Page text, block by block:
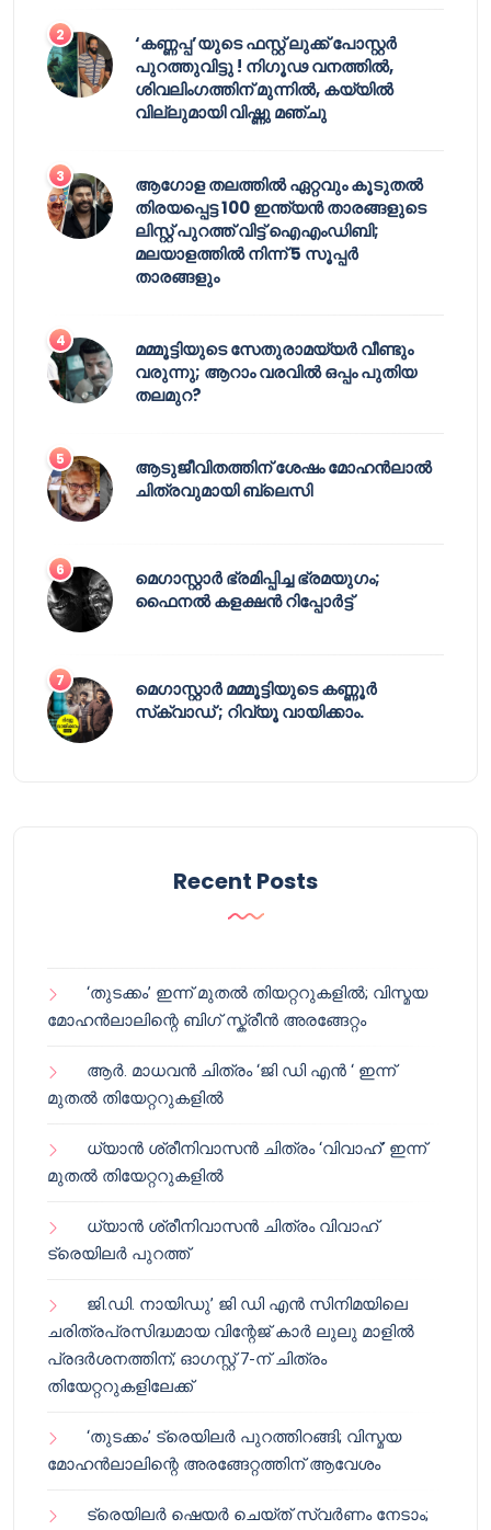
‘കണ്ണപ്പ’യുടെ ഫസ്റ്റ് ലുക്ക് പോസ്റ്റർ
പുറത്തുവിട്ടു ! നിഗൂഢ വനത്തിൽ,
ശിവലിംഗത്തിന് മുന്നിൽ, കയ്യിൽ
വില്ലുമായി വിഷ്ണു മഞ്ചു
ആഗോള തലത്തിൽ ഏറ്റവും കൂടുതൽ
തിരയപ്പെട്ട 100 ഇന്ത്യൻ താരങ്ങളുടെ
ലിസ്റ്റ് പുറത്ത് വിട്ട് ഐഎംഡിബി;
മലയാളത്തിൽ നിന്ന് 5 സൂപ്പർ
താരങ്ങളും
മമ്മൂട്ടിയുടെ സേതുരാമയ്യർ വീണ്ടും
വരുന്നു; ആറാം വരവിൽ ഒപ്പം പുതിയ
തലമുറ?
ആടുജീവിതത്തിന് ശേഷം മോഹൻലാൽ
ചിത്രവുമായി ബ്ലെസി
മെഗാസ്റ്റാർ ഭ്രമിപ്പിച്ച ഭ്രമയുഗം;
ഫൈനൽ കളക്ഷൻ റിപ്പോർട്ട്
മെഗാസ്റ്റാർ മമ്മൂട്ടിയുടെ കണ്ണൂർ
സ്‌ക്വാഡ് ; റിവ്യൂ വായിക്കാം.
Recent Posts
‘തുടക്കം’ ഇന്ന് മുതൽ തിയറ്ററുകളിൽ; വിസ്മയ
മോഹൻലാലിന്റെ ബിഗ് സ്ക്രീൻ അരങ്ങേറ്റം
ആർ. മാധവൻ ചിത്രം ‘ജി ഡി എൻ ‘ ഇന്ന്
മുതൽ തിയേറ്ററുകളിൽ
ധ്യാൻ ശ്രീനിവാസൻ ചിത്രം ‘വിവാഹ്’ ഇന്ന്
മുതൽ തിയേറ്ററുകളിൽ
ധ്യാൻ ശ്രീനിവാസൻ ചിത്രം വിവാഹ്
ട്രെയിലർ പുറത്ത്
ജി.ഡി. നായിഡു’ ജി ഡി എൻ സിനിമയിലെ
ചരിത്രപ്രസിദ്ധമായ വിന്റേജ് കാർ ലുലു മാളിൽ
പ്രദർശനത്തിന്; ഓഗസ്റ്റ് 7-ന് ചിത്രം
തിയേറ്ററുകളിലേക്ക്
‘തുടക്കം’ ട്രെയിലർ പുറത്തിറങ്ങി; വിസ്മയ
മോഹൻലാലിന്റെ അരങ്ങേറ്റത്തിന് ആവേശം
ട്രെയിലർ ഷെയർ ചെയ്‌ത് സ്വർണം നേടാം;